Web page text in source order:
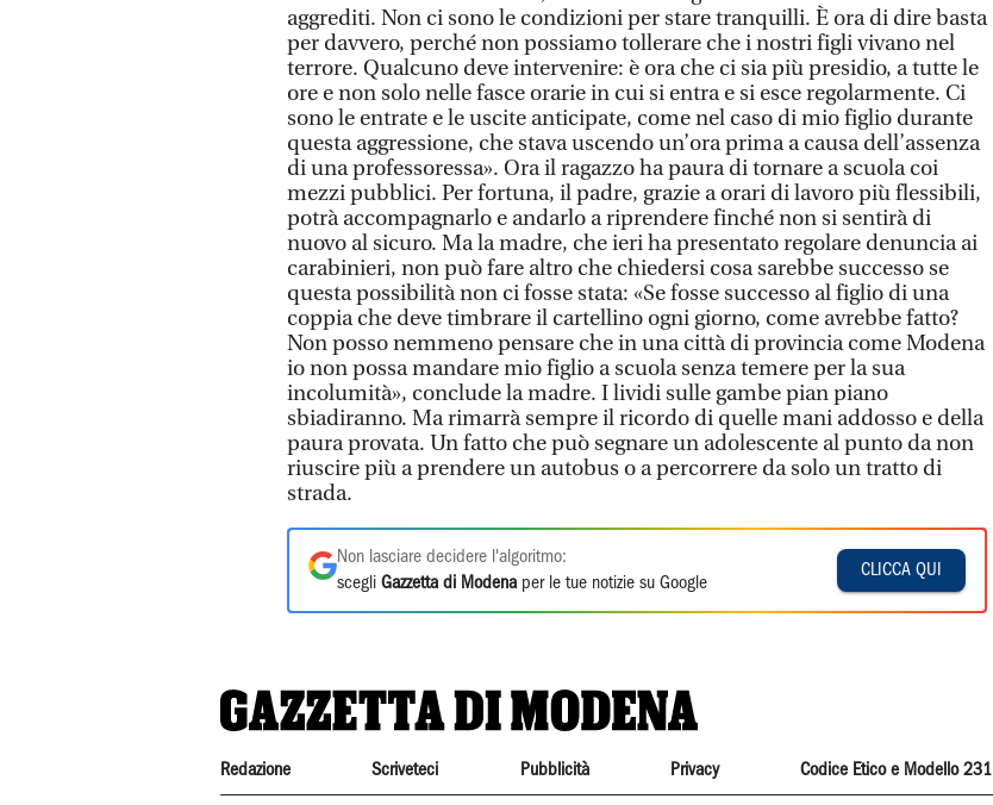
aggrediti. Non ci sono le condizioni per stare tranquilli. È ora di dire basta
per davvero, perché non possiamo tollerare che i nostri figli vivano nel
terrore. Qualcuno deve intervenire: è ora che ci sia più presidio, a tutte le
ore e non solo nelle fasce orarie in cui si entra e si esce regolarmente. Ci
sono le entrate e le uscite anticipate, come nel caso di mio figlio durante
questa aggressione, che stava uscendo un’ora prima a causa dell’assenza
di una professoressa». Ora il ragazzo ha paura di tornare a scuola coi
mezzi pubblici. Per fortuna, il padre, grazie a orari di lavoro più flessibili,
potrà accompagnarlo e andarlo a riprendere finché non si sentirà di
nuovo al sicuro. Ma la madre, che ieri ha presentato regolare denuncia ai
carabinieri, non può fare altro che chiedersi cosa sarebbe successo se
questa possibilità non ci fosse stata: «Se fosse successo al figlio di una
coppia che deve timbrare il cartellino ogni giorno, come avrebbe fatto?
Non posso nemmeno pensare che in una città di provincia come Modena
io non possa mandare mio figlio a scuola senza temere per la sua
incolumità», conclude la madre. I lividi sulle gambe pian piano
sbiadiranno. Ma rimarrà sempre il ricordo di quelle mani addosso e della
paura provata. Un fatto che può segnare un adolescente al punto da non
riuscire più a prendere un autobus o a percorrere da solo un tratto di
strada.
Non lasciare decidere l'algoritmo:
scegli Gazzetta di Modena per le tue notizie su Google
CLICCA QUI
Redazione Scriveteci Pubblicità Privacy Codice Etico e Modello 231